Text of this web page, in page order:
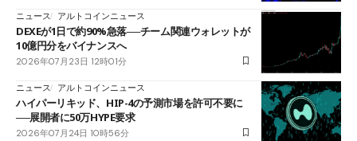
ニュース アルトコインニュース
DEXEが1日で約90%急落──チーム関連ウォレットが
10億円分をバイナンスへ
2026年07月23日 12時01分
ニュース アルトコインニュース
ハイパーリキッド、HIP-4の予測市場を許可不要に
──展開者に50万HYPE要求
2026年07月24日 10時56分